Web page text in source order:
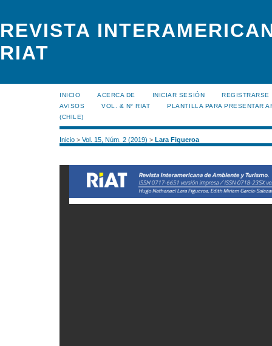
REVISTA
RIAT
INICIO ACERCA DE INICIAR SESIÓN
REGISTRARSE
AVISOS
VOL. & N° RIAT
PLANTILLA PARA PRESENTAR
(CHILE)
Inicio > Vol. 15, Núm. 2 (2019) > Lara Figueroa